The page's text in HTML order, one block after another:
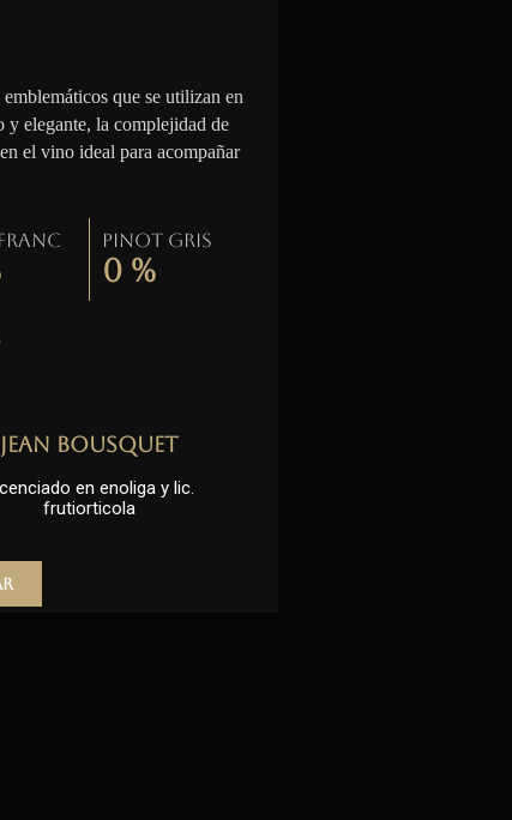
que se utilizan en
y elegante, la complejidad de
el vino ideal para acompañar
Pinot gris
0 %
Jean Bousquet
en enoliga y lic.
frutiorticola